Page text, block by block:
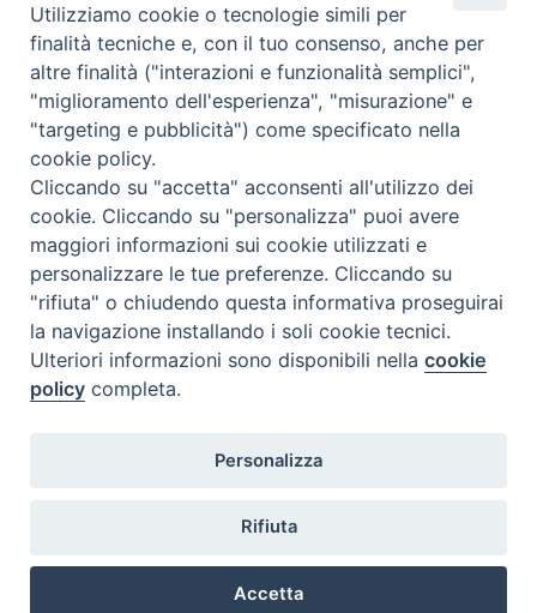
00:00 04:13
Ispettoria Salesiana Sicula “San Paolo”
Via Cifali 5-7
95123 Catania - Italia
Responsabile protezione dati: dpo@sdbsicilia.org
youtubefacebook
instagram
twitter
Utilizziamo cookie o tecnologie simili per
finalità tecniche e, con il tuo consenso, anche per
altre finalità ("interazioni e funzionalità semplici",
"miglioramento dell'esperienza", "misurazione" e
"targeting e pubblicità") come specificato nella
cookie policy.
Cliccando su "accetta" acconsenti all'utilizzo dei
cookie. Cliccando su "personalizza" puoi avere
maggiori informazioni sui cookie utilizzati e
personalizzare le tue preferenze. Cliccando su
"rifiuta" o chiudendo questa informativa proseguirai
la navigazione installando i soli cookie tecnici.
Ulteriori informazioni sono disponibili nellacookie
policy completa.
Personalizza
Rifiuta
Accetta